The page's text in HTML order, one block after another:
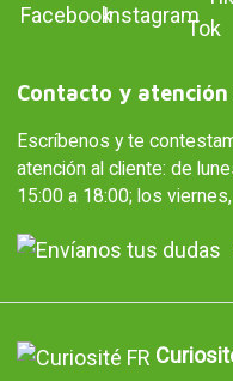
Contacto y
Escríbenos y te
atención al cliente: de
15:00 a 18:00; los